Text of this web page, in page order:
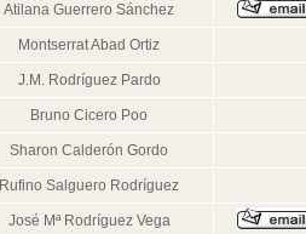
Atilana Guerrero Sánchez
Montserrat Abad Ortiz
J.M. Rodríguez Pardo
Bruno Cicero Poo
Sharon Calderón Gordo
Rufino Salguero Rodríguez
José Mª Rodríguez Vega